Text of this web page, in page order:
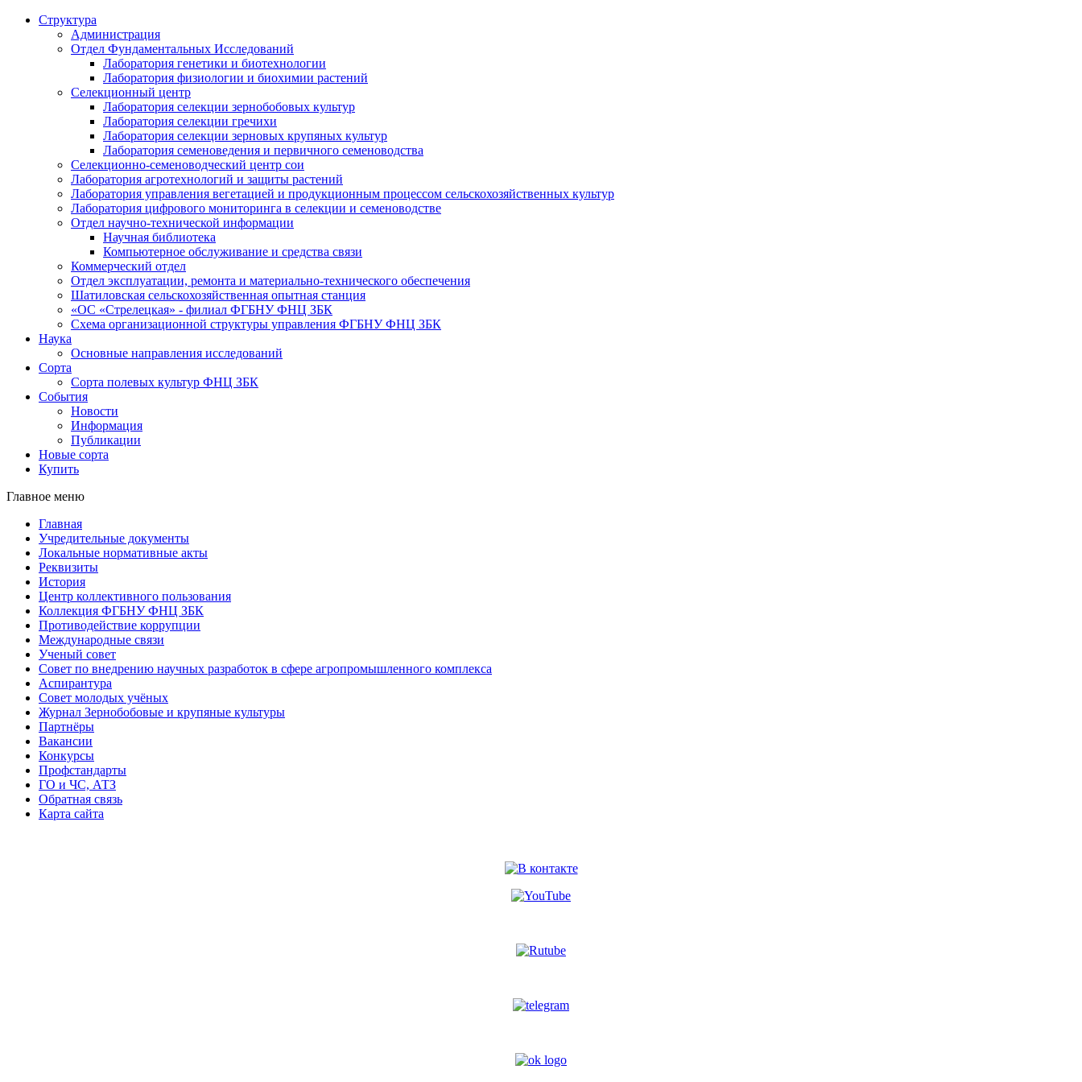
Структура
Администрация
Отдел Фундаментальных Исследований
Лаборатория генетики и биотехнологии
Лаборатория физиологии и биохимии растений
Селекционный центр
Лаборатория селекции зернобобовых культур
Лаборатория селекции гречихи
Лаборатория селекции зерновых крупяных культур
Лаборатория семеноведения и первичного семеноводства
Селекционно-семеноводческий центр сои
Лаборатория агротехнологий и защиты растений
Лаборатория управления вегетацией и продукционным процессом сельскохозяйственных культур
Лаборатория цифрового мониторинга в селекции и семеноводстве
Отдел научно-технической информации
Научная библиотека
Компьютерное обслуживание и средства связи
Коммерческий отдел
Отдел эксплуатации, ремонта и материально-технического обеспечения
Шатиловская сельскохозяйственная опытная станция
«ОС «Стрелецкая» - филиал ФГБНУ ФНЦ ЗБК
Схема организационной структуры управления ФГБНУ ФНЦ ЗБК
Наука
Основные направления исследований
Сорта
Сорта полевых культур ФНЦ ЗБК
События
Новости
Информация
Публикации
Новые сорта
Купить
Главное меню
Главная
Учредительные документы
Локальные нормативные акты
Реквизиты
История
Центр коллективного пользования
Коллекция ФГБНУ ФНЦ ЗБК
Противодействие коррупции
Международные связи
Ученый совет
Совет по внедрению научных разработок в сфере агропромышленного комплекса
Аспирантура
Совет молодых учёных
Журнал Зернобобовые и крупяные культуры
Партнёры
Вакансии
Конкурсы
Профстандарты
ГО и ЧС, АТЗ
Обратная связь
Карта сайта